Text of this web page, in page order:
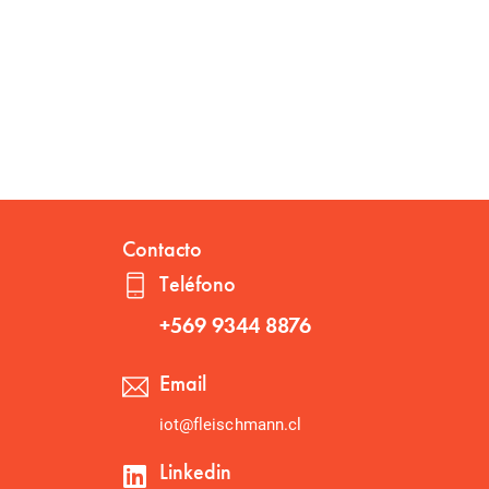
Contacto
Teléfono
+569 9344 8876
Email
iot@fleischmann.cl
Linkedin